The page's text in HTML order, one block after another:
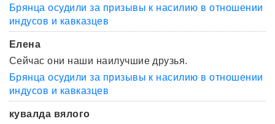
Брянца осудили за призывы к насилию в отношении
индусов и кавказцев
Елена
Сейчас они наши наилучшие друзья.
Брянца осудили за призывы к насилию в отношении
индусов и кавказцев
кувалда вялого